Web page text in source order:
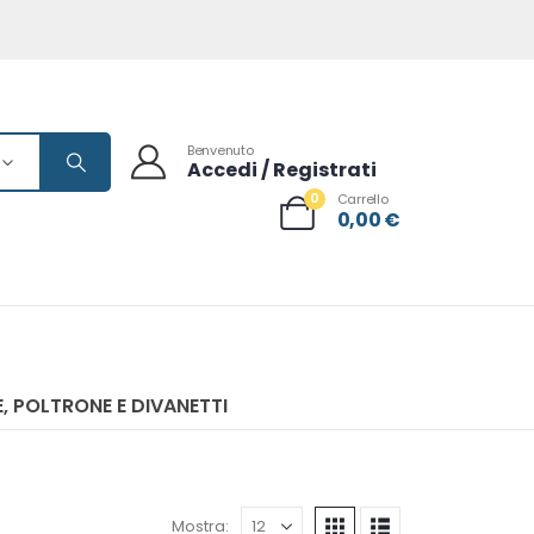
Benvenuto
Accedi / Registrati
0 Carrello
0,00€
POLTRONE E DIVANETTI
Mostra: